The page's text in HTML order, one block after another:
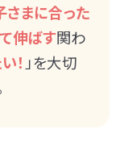
さまに合った
伸ばす関わ
！ 」を大切